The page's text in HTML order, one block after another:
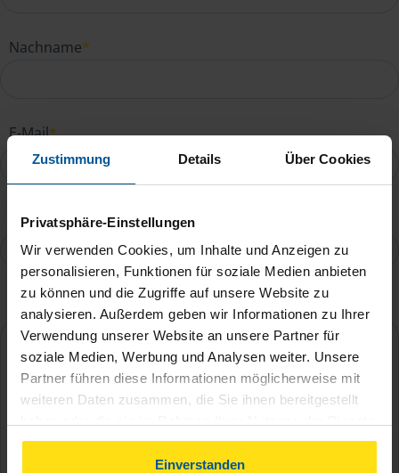
Zustimmung Details Über Cookies
Privatsphäre-Einstellungen
Wir verwenden Cookies, um Inhalte und Anzeigen zu
personalisieren, Funktionen für soziale Medien anbieten
zu können und die Zugriffe auf unsere Website zu
analysieren. Außerdem geben wir Informationen zu Ihrer
Verwendung unserer Website an unsere Partner für
soziale Medien, Werbung und Analysen weiter. Unsere
Partner führen diese Informationen möglicherweise mit
weiteren Daten zusammen, die Sie ihnen bereitgestellt
gesammelt haben. Indem Sie auf Einverstanden klicken,
können Sie der Verwendung von Cookies, gemäß
Einverstanden
Nachname*
E-Mail*
Telefonnummer
Ihre Nachricht an Madona Liparteliani*